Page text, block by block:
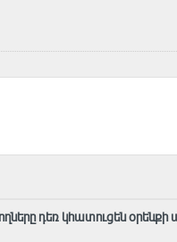
դեռ կհատուցեն օրենքի